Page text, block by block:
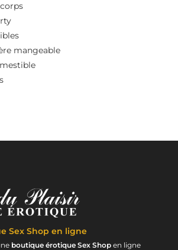
mangeable
Sex Shop en ligne
boutique érotique Sex Shop en ligne